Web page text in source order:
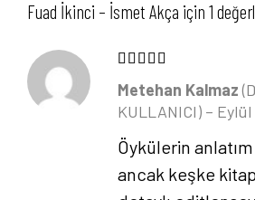
Fuad İkinci – İsmet Akça için 1
Metehan Kalmaz
KULLANICI) – Eylül
Öykülerin
ancak keşke